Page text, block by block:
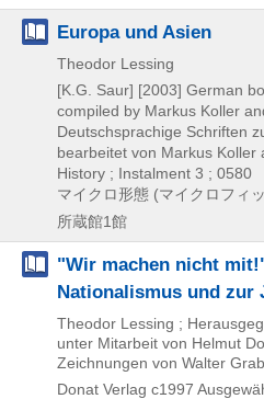
Europa und Asien
Theodor Lessing
[K.G. Saur] [2003] German
compiled by Markus Koller
Deutschsprachige Schriften
bearbeitet von Markus Koller
History ; Instalment 3 ; 0580
マイクロ形態 (マイクロフィ
所蔵館1館
"Wir machen nicht
Nationalismus und zur
Theodor Lessing ;
unter Mitarbeit von Helmut
Zeichnungen von Walter
Donat Verlag c1997